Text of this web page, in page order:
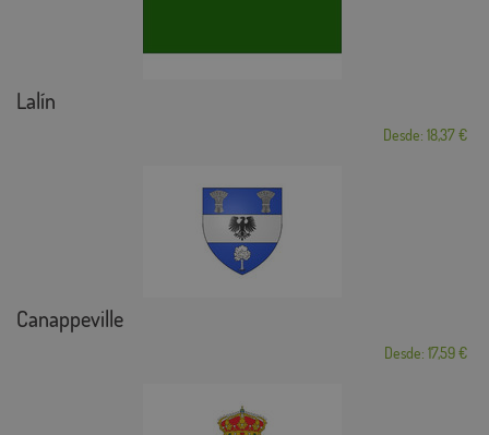
Lalín
Desde: 18,37 €
Canappeville
Desde: 17,59 €